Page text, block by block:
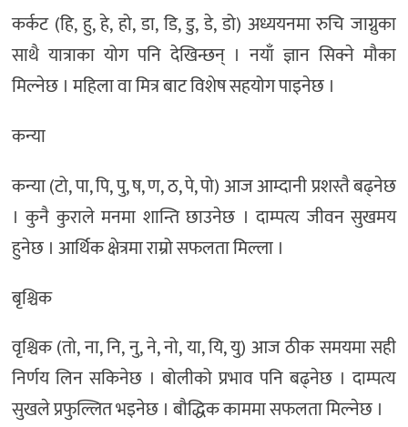
कर्कट (हि, हु, हे, हो, डा, डि, डु, डे, डो) अध्ययनमा रुचि जाग्नुका
साथै यात्राका योग पनि देखिन्छन् । नयाँ ज्ञान सिक्ने मौका
मिल्नेछ । महिला वा मित्र बाट विशेष सहयोग पाइनेछ ।
कन्या
कन्या (टो, पा, पि, पु, ष, ण, ठ, पे, पो) आज आम्दानी प्रशस्तै बढ्नेछ
। कुनै कुराले मनमा शान्ति छाउनेछ । दाम्पत्य जीवन सुखमय
हुनेछ । आर्थिक क्षेत्रमा राम्रो सफलता मिल्ला ।
बृश्चिक
वृश्चिक (तो, ना, नि, नु, ने, नो, या, यि, यु) आज ठीक समयमा सही
निर्णय लिन सकिनेछ । बोलीको प्रभाव पनि बढ्नेछ । दाम्पत्य
सुखले प्रफुल्लित भइनेछ । बौद्धिक काममा सफलता मिल्नेछ ।